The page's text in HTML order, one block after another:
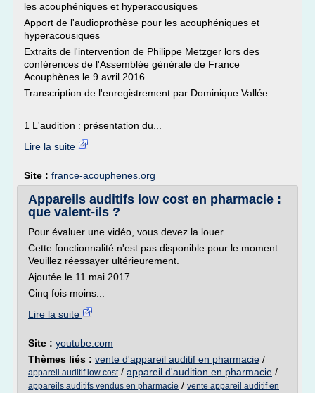
les acouphéniques et hyperacousiques
Apport de l'audioprothèse pour les acouphéniques et
hyperacousiques
Extraits de l'intervention de Philippe Metzger lors des
conférences de l'Assemblée générale de France
Acouphènes le 9 avril 2016
Transcription de l'enregistrement par Dominique Vallée
1 L'audition : présentation du...
Lire la suite
Site : france-acouphenes.org
Appareils auditifs low cost en pharmacie :
que valent-ils ?
Pour évaluer une vidéo, vous devez la louer.
Cette fonctionnalité n'est pas disponible pour le moment.
Veuillez réessayer ultérieurement.
Ajoutée le 11 mai 2017
Cinq fois moins...
Lire la suite
Site : youtube.com
Thèmes liés : vente d'appareil auditif en pharmacie /
appareil auditif low cost/ appareil d'audition en pharmacie /
appareils auditifs vendus en pharmacie / vente appareil auditif en